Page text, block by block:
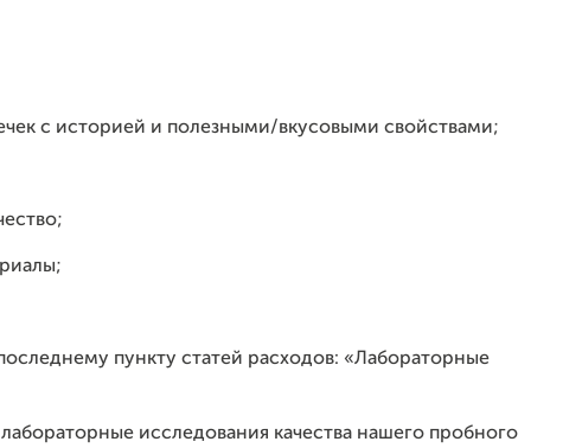
с историей и полезными/вкусовыми свойствами;
пункту статей расходов: «Лабораторные
исследования качества нашего пробного